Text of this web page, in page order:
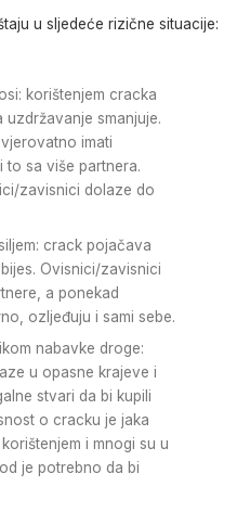
u sljedeće rizične situacije:
korištenjem cracka
smanjuje.
imati
to sa više partnera.
zavisnici dolaze do
crack pojačava
Ovisnici/zavisnici
a ponekad
ozljeđuju i sami sebe.
nabavke droge:
u opasne krajeve i
stvari da bi kupili
o cracku je jaka
i mnogi su u
je potrebno da bi